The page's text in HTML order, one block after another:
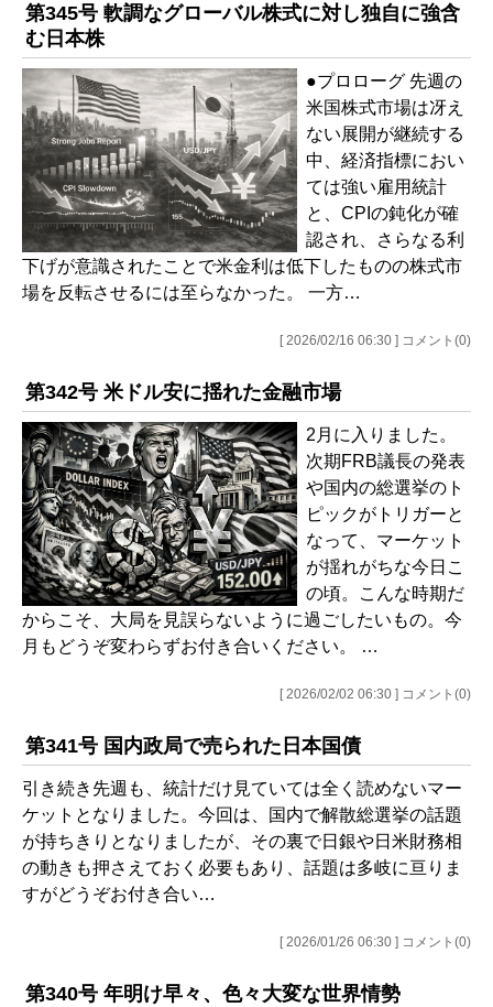
第345号 軟調なグローバル株式に対し独自に強含
む日本株
●プロローグ 先週の
米国株式市場は冴え
ない展開が継続する
中、経済指標におい
ては強い雇用統計
と、CPIの鈍化が確
認され、さらなる利
下げが意識されたことで米金利は低下したものの株式市
場を反転させるには至らなかった。 一方…
[ 2026/02/16 06:30 ] コメント(0)
第342号 米ドル安に揺れた金融市場
2月に入りました。
次期FRB議長の発表
や国内の総選挙のト
ピックがトリガーと
なって、マーケット
が揺れがちな今日こ
の頃。こんな時期だ
からこそ、大局を見誤らないように過ごしたいもの。今
月もどうぞ変わらずお付き合いください。 …
[ 2026/02/02 06:30 ] コメント(0)
第341号 国内政局で売られた日本国債
引き続き先週も、統計だけ見ていては全く読めないマー
ケットとなりました。今回は、国内で解散総選挙の話題
が持ちきりとなりましたが、その裏で日銀や日米財務相
の動きも押さえておく必要もあり、話題は多岐に亘りま
すがどうぞお付き合い…
[ 2026/01/26 06:30 ] コメント(0)
第340号 年明け早々、色々大変な世界情勢